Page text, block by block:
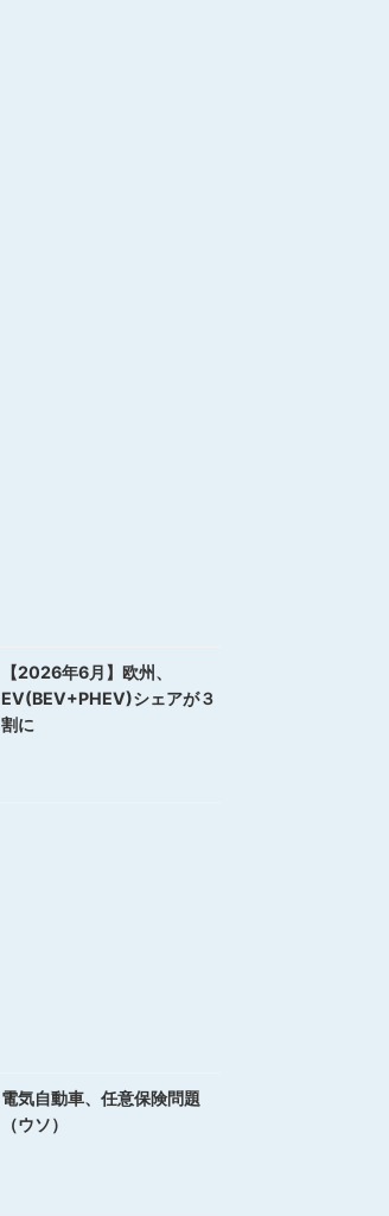
【2026年6月】欧州、
EV(BEV+PHEV)シェアが３
割に
電気自動車、任意保険問題
（ウソ）